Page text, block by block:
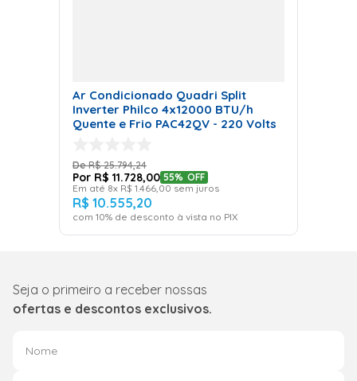
Ar Condicionado Quadri Split
Inverter Philco 4x12000 BTU/h
Quente e Frio PAC42QV - 220 Volts
R$ 25.794,24
R$ 11.728,00 55% OFF
Em até 8x R$ 1.466,00 sem juros
R$ 10.555,20
com 10% de desconto à vista no PIX
Seja o primeiro a receber nossas
ofertas e descontos exclusivos.